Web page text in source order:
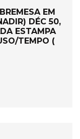
EM
DÉC 50,
ESTAMPA
TEMPO (